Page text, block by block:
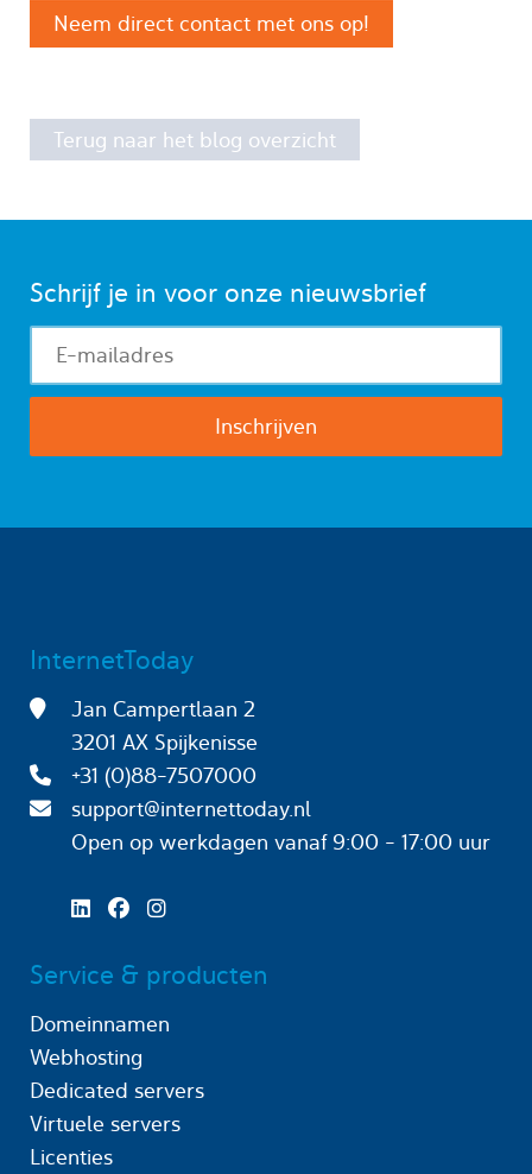
Neem direct contact met ons op!
Terug naar het blog overzicht
Schrijf je in voor onze nieuwsbrief
InternetToday
Jan Campertlaan 2
3201 AX Spijkenisse
+31 (0)88-7507000
support@internettoday.nl
Open op werkdagen
vanaf 9:00 - 17:00 uur
Service & producten
Domeinnamen
Webhosting
Dedicated servers
Virtuele servers
Licenties